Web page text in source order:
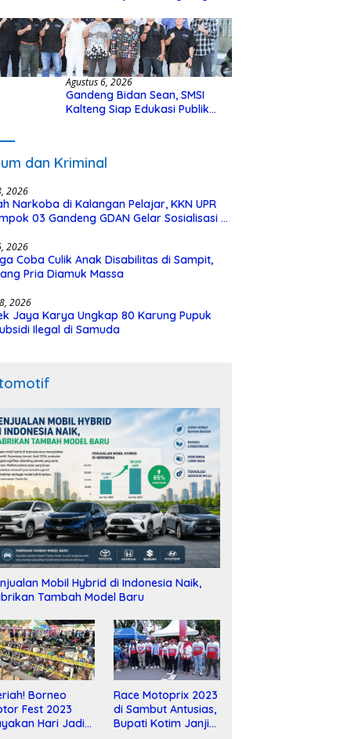
Hibah Rp40 Miliar
Agustus 6, 2026
Gandeng Bidan Sean, SMSI
Kalteng Siap Edukasi Publik
dan Kriminal
2026
Narkoba di Kalangan Pelajar, KKN UPR
03 Gandeng GDAN Gelar Sosialisasi di
2026
Coba Culik Anak Disabilitas di Sampit,
Pria Diamuk Massa
2026
Jaya Karya Ungkap 80 Karung Pupuk
Ilegal di Samuda
Mobil Hybrid di Indonesia Naik,
Tambah Model Baru
Borneo
Fest 2023
Hari Jadi
Race Motoprix 2023
di Sambut Antusias,
Bupati Kotim Janji